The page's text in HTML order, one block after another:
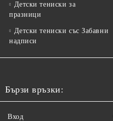
Детски тениски за
празници
Детски тениски със Забавни
надписи
Бързи връзки:
Вход